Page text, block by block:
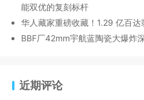
能双优的复刻标杆
华人藏家重磅收藏！1.29 亿百
BBF厂42mm宇航蓝陶瓷大爆炸
近期评论